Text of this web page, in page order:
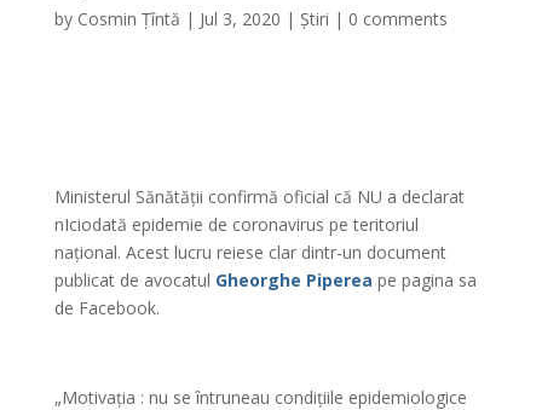
by Cosmin Țîntă | Jul 3, 2020 | Știri | 0 comments
Ministerul Sănătății confirmă oficial că NU a declarat
nIciodată epidemie de coronavirus pe teritoriul
național. Acest lucru reiese clar dintr-un document
publicat de avocatul Gheorghe Piperea pe pagina sa
de Facebook.
„Motivația : nu se întruneau condițiile epidemiologice